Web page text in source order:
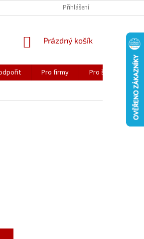
SPOLUPRÁCE ZDARMA KE
Přihlášení
NÁKUPNÍ
Prázdný košík
Pro firmy Pro školy